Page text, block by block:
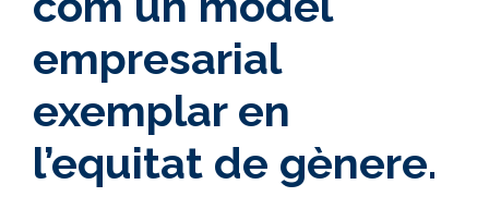
empresarial
exemplar en
l’equitat de gènere.